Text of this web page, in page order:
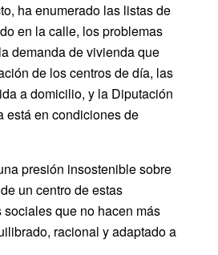
ha enumerado las listas de
en la calle, los problemas
demanda de vivienda que
de los centros de día, las
a domicilio, y la Diputación
está en condiciones de
presión insostenible sobre
un centro de estas
que no hacen más
racional y adaptado a